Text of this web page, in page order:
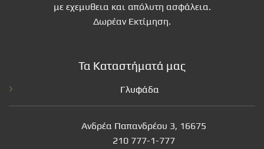
με εχεμυθεια και απόλυτη ασφάλεια.
Δωρέαν Εκτίμηση.
Τα Καταστήματά μας
Γλυφάδα
Ανδρέα Παπανδρέου 3, 16675
210 777-1-777